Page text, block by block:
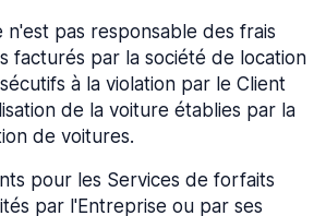
n'est pas responsable des frais
facturés par la société de location
à la violation par le Client
de la voiture établies par la
de voitures.
pour les Services de forfaits
par l'Entreprise ou par ses